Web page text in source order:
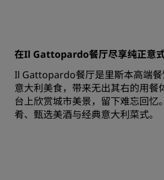
在Il Gattopardo餐厅尽享纯正意
Il Gattopardo餐厅是里斯本高端餐
意大利美食，带来无出其右的用餐
台上欣赏城市美景，留下难忘回忆
肴、甄选美酒与经典意大利菜式。